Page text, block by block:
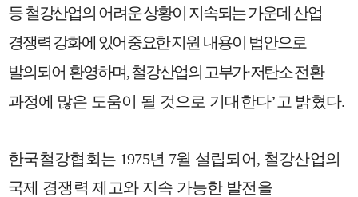
등 철강산업의 어려운 상황이 지속되는 가운데 산업
경쟁력 강화에 있어중요한지원 내용이 법안으로
발의되어 환영하며,철강산업의 고부가·저탄소전환
과정에 많은 도움이 될 것으로 기대한다’ 고 밝혔다.
한국철강협회는 1975년 7월 설립되어, 철강산업의
국제 경쟁력 제고와 지속 가능한 발전을